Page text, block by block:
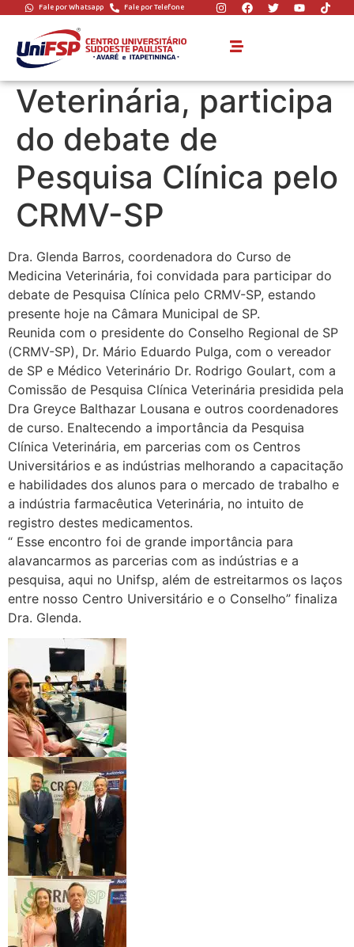
Fale por Whatsapp Fale por Telefone
Coordenadora do
Curso de Medicina
Veterinária, participa
do debate de
Pesquisa Clínica pelo
CRMV-SP
Dra. Glenda Barros, coordenadora do Curso de
Medicina Veterinária, foi convidada para participar do
debate de Pesquisa Clínica pelo CRMV-SP, estando
presente hoje na Câmara Municipal de SP.
Reunida com o presidente do Conselho Regional de SP
(CRMV-SP), Dr. Mário Eduardo Pulga, com o vereador
de SP e Médico Veterinário Dr. Rodrigo Goulart, com a
Comissão de Pesquisa Clínica Veterinária presidida pela
Dra Greyce Balthazar Lousana e outros coordenadores
de curso. Enaltecendo a importância da Pesquisa
Clínica Veterinária, em parcerias com os Centros
Universitários e as indústrias melhorando a capacitação
e habilidades dos alunos para o mercado de trabalho e
a indústria farmacêutica Veterinária, no intuito de
registro destes medicamentos.
“ Esse encontro foi de grande importância para
alavancarmos as parcerias com as indústrias e a
pesquisa, aqui no Unifsp, além de estreitarmos os laços
entre nosso Centro Universitário e o Conselho” finaliza
Dra. Glenda.